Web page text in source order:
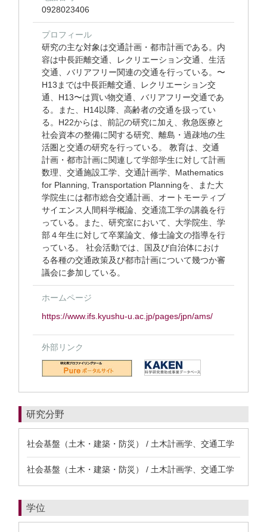
0928023406
プロフィール
研究の主な対象は交通計画・都市計画である。内
容は中長距離交通、レクリエーション交通、生活
交通、バリアフリー関連の交通を行っている。〜
H13までは中長距離交通、レクリエーション交
通、H13〜は買い物交通、バリアフリー交通であ
る。また、H14以降、高齢者の交通を扱ってい
る。H22からは、前記の研究に加え、救急医療と
社会資本の整備に関する研究、離島・過疎地の生
活圏と交通の研究を行っている。 教育は、交通
計画・都市計画に関連して学部学生に対して計画
数理、交通施設工学、交通計画学、Mathematics
for Planning, Transportation Planningを、また大
学院生には都市総合交通計画、オートモーティブ
サイエンス人間科学概論、交通流工学の講義を行
っている。また、研究室において、大学院生、学
部４年生に対して卒業論文、修士論文の指導を行
っている。 社会活動では、国及び自治体におけ
る各種の交通政策及び都市計画について幾つか審
議会に参加している。
ホームページ
https://www.ifs.kyushu-u.ac.jp/pages/jpn/ams/
外部リンク
研究分野
社会基盤（土木・建築・防災） / 土木計画学、交通工学
社会基盤（土木・建築・防災） / 土木計画学、交通工学
学位